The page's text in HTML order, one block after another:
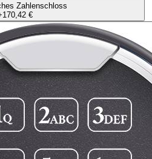
Zahlenschloss
170,42 €